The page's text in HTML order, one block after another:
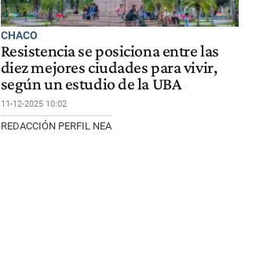
CHACO
Resistencia se posiciona entre las
diez mejores ciudades para vivir,
según un estudio de la UBA
11-12-2025 10:02
REDACCIÓN PERFIL NEA